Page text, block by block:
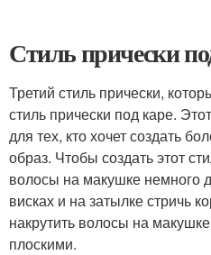
Стиль прически
Третий стиль прически,
стиль прически под каре.
для тех, кто хочет создать
образ. Чтобы создать этот
волосы на макушке немного
висках и на затылке стричь
накрутить волосы на
плоскими.